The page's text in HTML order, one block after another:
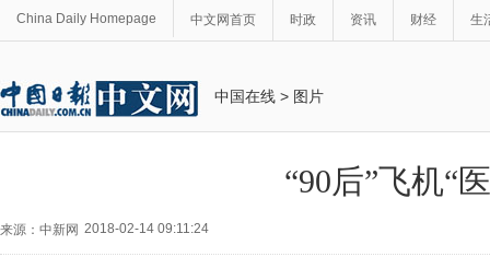
China Daily Homepage 中文网首页 时政 资讯 财经 生
中国在线 > 图片
“90后”飞机“
来源：中新网 2018-02-14 09:11:24